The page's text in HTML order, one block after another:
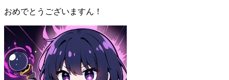
おめでとうございますん！